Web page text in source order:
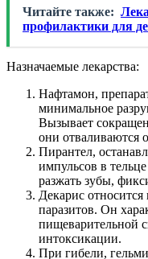
Читайте также:
профилактики для
Назначаемые лекарства:
Нафтамон,
минимальное
Вызывает
они отваливаются
Пирантел,
импульсов в тельце
разжать зубы,
Декарис
паразитов. Он
пищеварительной
интоксикации.
При гибели,